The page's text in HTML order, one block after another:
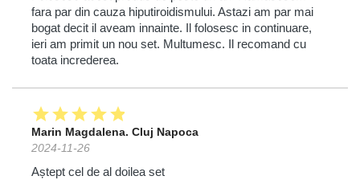
fara par din cauza hiputiroidismului. Astazi am par mai
bogat decit il aveam innainte. Il folosesc in continuare,
ieri am primit un nou set. Multumesc. Il recomand cu
toata increderea.
starstarstarstarstar
Marin Magdalena. Cluj Napoca
2024-11-26
Aștept cel de al doilea set